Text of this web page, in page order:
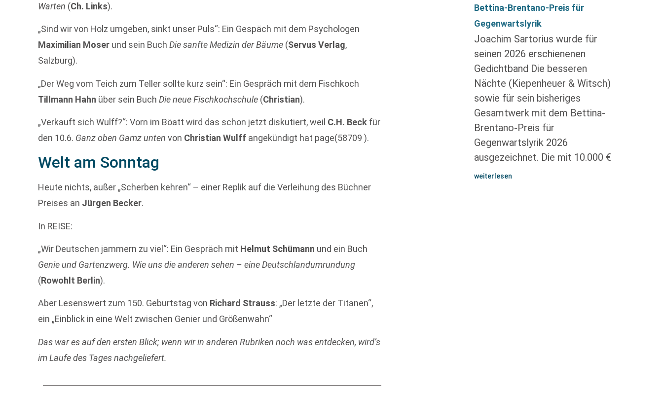
Warten (Ch. Links).
„Sind wir von Holz umgeben, sinkt unser Puls“: Ein Gespäch mit dem Psychologen
Maximilian Moser und sein BuchDie sanfte Medizin der Bäume (Servus Verlag,
Salzburg).
„Der Weg vom Teich zum Teller sollte kurz sein“: Ein Gespräch mit dem Fischkoch
Tillmann Hahn über sein BuchDie neue Fischkochschule (Christian).
„Verkauft sich Wulff?“: Vorn im Böatt wird das schon jetzt diskutiert, weil C.H. Beck für
den 10.6. Ganz oben Gamz unten von Christian Wulff angekündigt hat page(58709 ).
Welt am Sonntag
Heute nichts, außer „Scherben kehren“ – einer Replik auf die Verleihung des Büchner
Preises an Jürgen Becker.
In REISE:
„Wir Deutschen jammern zu viel“: Ein Gespräch mit Helmut Schümann und ein Buch
Genie und Gartenzwerg. Wie uns die anderen sehen – eine Deutschlandumrundung
(Rowohlt Berlin).
Aber Lesenswert zum 150. Geburtstag von Richard Strauss: „Der letzte der Titanen“,
ein „Einblick in eine Welt zwischen Genier und Größenwahn“
Das war es auf den ersten Blick; wenn wir in anderen Rubriken noch was entdecken, wird’s
im Laufe des Tages nachgeliefert.
Bettina-Brentano-Preis für
Gegenwartslyrik
Joachim Sartorius wurde für
seinen 2026 erschienenen
Gedichtband Die besseren
Nächte (Kiepenheuer & Witsch)
sowie für sein bisheriges
Gesamtwerk mit dem Bettina-
Brentano-Preis für
Gegenwartslyrik 2026
ausgezeichnet. Die mit 10.000 €
weiterlesen